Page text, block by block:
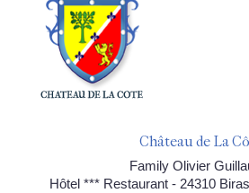
Château de La
Family Olivier
Hôtel *** Restaurant - 24310